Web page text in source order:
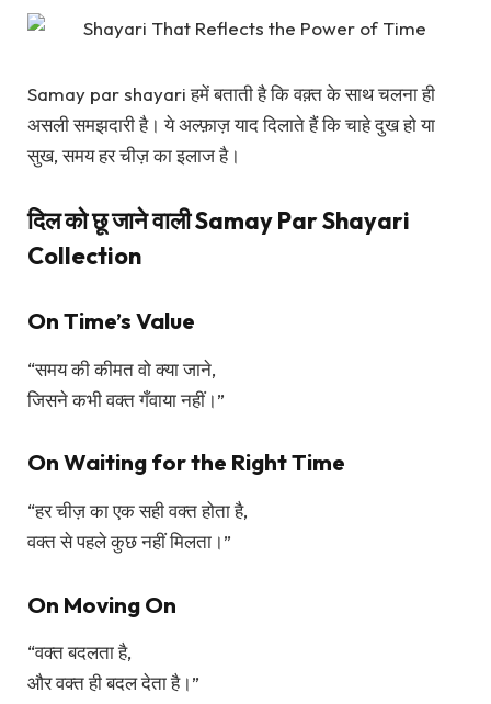
Samay par shayari हमें बताती है कि वक़्त के साथ चलना ही
असली समझदारी है। ये अल्फ़ाज़ याद दिलाते हैं कि चाहे दुख हो या
सुख, समय हर चीज़ का इलाज है।
दिल को छू जाने वाली Samay Par Shayari
Collection
On Time’s Value
“समय की कीमत वो क्या जाने,
जिसने कभी वक्त गँवाया नहीं।”
On Waiting for the Right Time
“हर चीज़ का एक सही वक्त होता है,
वक्त से पहले कुछ नहीं मिलता।”
On Moving On
“वक्त बदलता है,
और वक्त ही बदल देता है।”